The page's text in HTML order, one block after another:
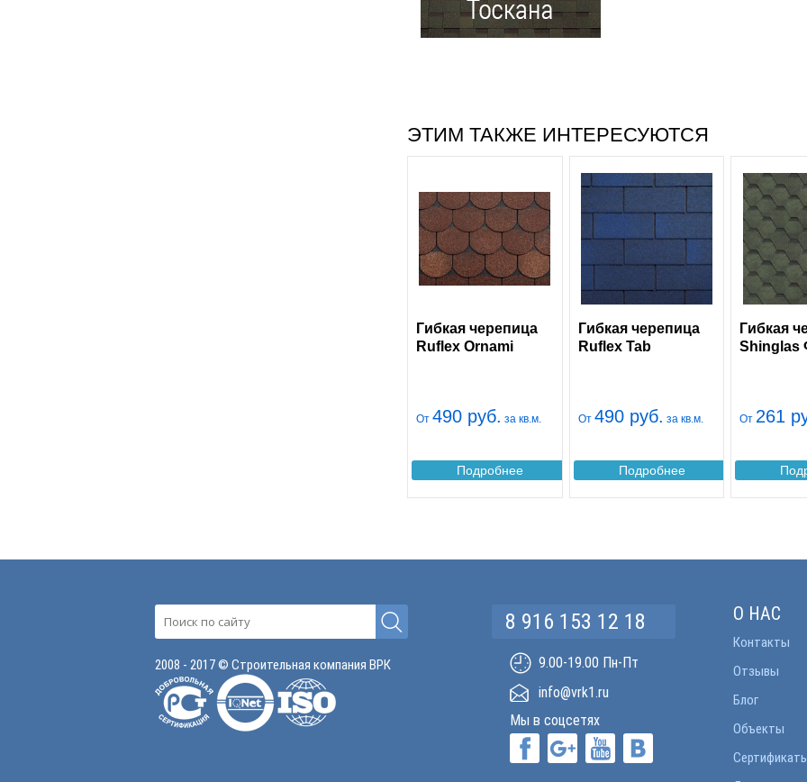
ЭТИМ ТАКЖЕ ИНТЕРЕСУЮТСЯ
Гибкая черепица
Ruflex Ornami
От 490 руб. за кв.м.
Подробнее
Гибкая черепица
Ruflex Tab
От 490 руб. за кв.м.
Подробнее
Гибкая
Shinglas
От 261
2008 - 2017 © Строительная компания ВРК
8 916 153 12 18
9.00-19.00 Пн-Пт
info@vrk1.ru
Мы в соцсетях
О НАС
Контакты
Отзывы
Блог
Объекты